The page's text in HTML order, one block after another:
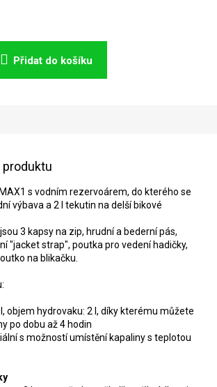
Přidat do košíku
produktu
s vodním rezervoárem, do kterého se
výbava a 2 l tekutin na delší bikové
3 kapsy na zip, hrudní a bederní pás,
"jacket strap", poutka pro vedení hadičky,
na blikačku.
objem hydrovaku: 2 l, díky kterému můžete
po dobu až 4 hodin
s možností umístění kapaliny s teplotou